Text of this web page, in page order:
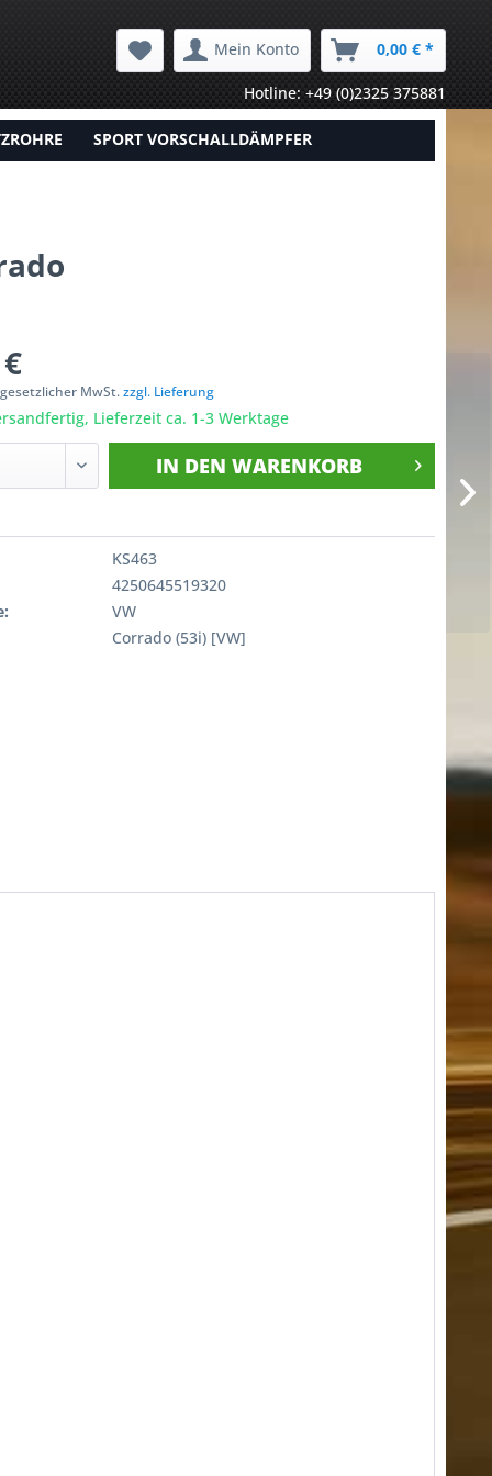
Mein Konto 0,00 € *
Hotline: +49 (0)2325 375881
SPORT VORSCHALLDÄMPFER
MwSt.zzgl. Lieferung
Lieferzeit ca. 1-3 Werktage
IN DEN WARENKORB
KS463
4250645519320
VW
Corrado (53i) [VW]